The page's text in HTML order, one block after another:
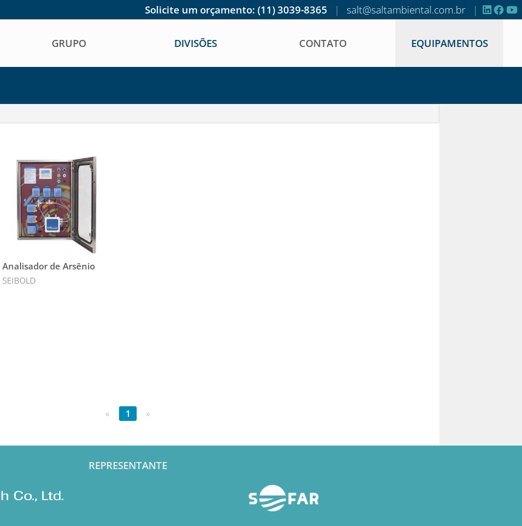
Solicite um orçamento: (11) 3039-8365 | salt@saltambiental.com.br |
GRUPO DIVISÕES CONTATO EQUIPAMENTOS
Analisador de Arsênio
SEIBOLD
« 1 »
REPRESENTANTE